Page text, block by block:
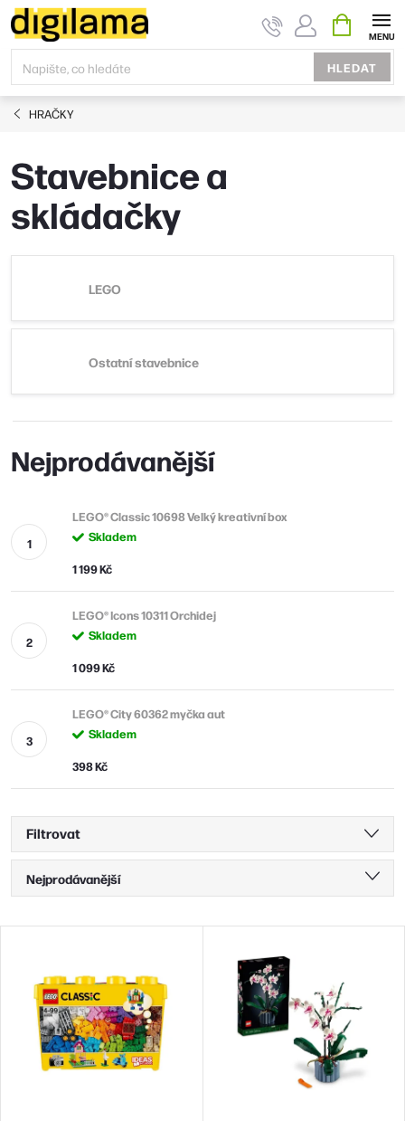
Přejít
na
obsah
HLEDAT
KOŠÍK
HRAČKY
Stavebnice a
skládačky
LEGO
Ostatní stavebnice
Nejprodávanější
LEGO® Classic 10698 Velký kreativní box
Skladem
1 199 Kč
LEGO® Icons 10311 Orchidej
Skladem
1 099 Kč
LEGO® City 60362 myčka aut
Skladem
398 Kč
Filtrovat
Ř
a
z
Nejprodávanější
Abecedně
V